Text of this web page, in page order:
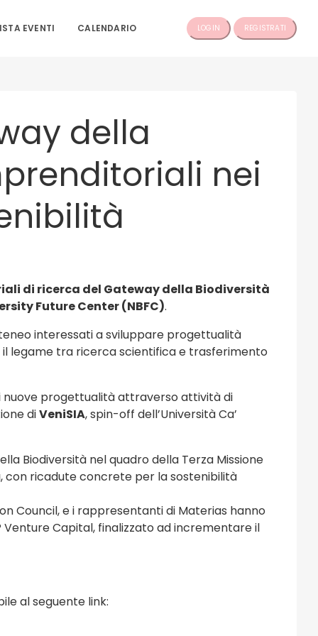
EVENTI CALENDARIO LOGIN REGISTRATI
della
nei
di ricerca del Gateway della Biodiversità
Future Center (NBFC).
interessati a sviluppare progettualità
il legame tra ricerca scientifica e trasferimento
nuove progettualità attraverso attività di
diVeniSIA, spin-off dell’Università Ca’
Biodiversità nel quadro della Terza Missione
con ricadute concrete per la sostenibilità
Council, e i rappresentanti di Materias hanno
Venture Capital, finalizzato ad incrementare il
al seguente link: